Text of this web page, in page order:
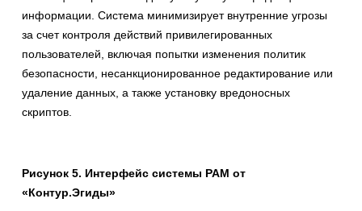
информации. Система минимизирует внутренние угрозы
за счет контроля действий привилегированных
пользователей, включая попытки изменения политик
безопасности, несанкционированное редактирование или
удаление данных, а также установку вредоносных
скриптов.
Рисунок 5. Интерфейс системы PAM от
«Контур.Эгиды»